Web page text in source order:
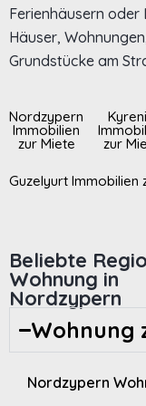
Ferienhäusern
Häuser,
Grundstücke am
Nordzypern
Immobilien
zur Miete zur
Guzelyurt Immobilien
Beliebte
Wohnung in
Nordzypern
Wohnung
Nordzypern